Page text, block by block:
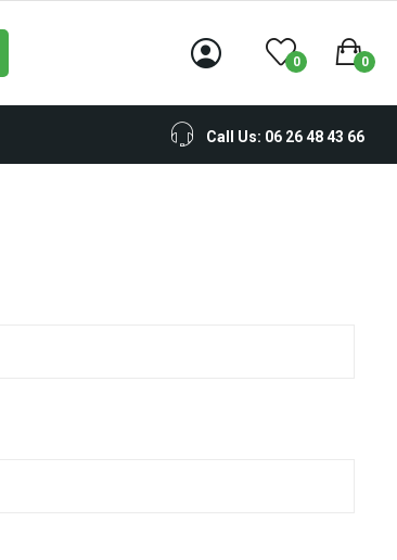
0 0
Call Us: 06 26 48 43 66